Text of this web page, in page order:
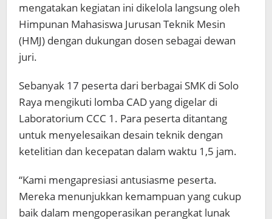
mengatakan kegiatan ini dikelola langsung oleh
Himpunan Mahasiswa Jurusan Teknik Mesin
(HMJ) dengan dukungan dosen sebagai dewan
juri.
Sebanyak 17 peserta dari berbagai SMK di Solo
Raya mengikuti lomba CAD yang digelar di
Laboratorium CCC 1. Para peserta ditantang
untuk menyelesaikan desain teknik dengan
ketelitian dan kecepatan dalam waktu 1,5 jam.
“Kami mengapresiasi antusiasme peserta.
Mereka menunjukkan kemampuan yang cukup
baik dalam mengoperasikan perangkat lunak